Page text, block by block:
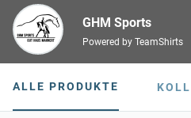
GHM Sports
Powered by TeamShirts
ALLE PRODUKTE